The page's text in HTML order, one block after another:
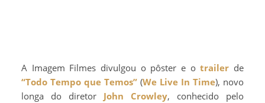
A Imagem Filmes divulgou o pôster e otrailer de
“Todo Tempo que Temos” (We Live In Time), novo
longa do diretor John Crowley, conhecido pelo